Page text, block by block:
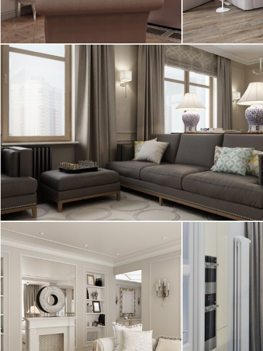
квартира, 170 м
Классика, современный
квартира, 80 м
Современная
Большая квартира в ЖК "Легенда Победы,
5" выполнена в классическом стиле.
квартира, 175 м 2
20.05.2016
Авторский дизайн квартиры в ЖК
"Дом на Тверской" в
классическом стиле. Интерьер ...
Дизайн
Жилья.